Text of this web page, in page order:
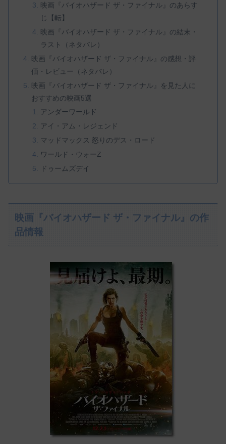
映画『バイオハザード ザ・ファイナル』のあらす
じ【転】
映画『バイオハザード ザ・ファイナル』の結末・
ラスト（ネタバレ）
映画『バイオハザード ザ・ファイナル』の感想・評
価・レビュー（ネタバレ）
映画『バイオハザード ザ・ファイナル』を見た人に
おすすめの映画5選
アンダーワールド
アイ・アム・レジェンド
マッドマックス 怒りのデス・ロード
ワールド・ウォーZ
ドゥームズデイ
映画『バイオハザード ザ・ファイナル』の作
品情報